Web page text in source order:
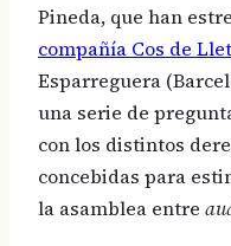
Pineda, que han
compañía Cos de
Esparreguera
una serie de
con los distintos
concebidas para
la asamblea entre